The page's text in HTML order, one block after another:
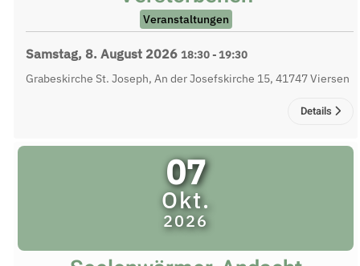
Veranstaltungen
Samstag, 8. August 2026 18:30-19:30
Grabeskirche St. Joseph, An der Josefskirche 15, 41747 Viersen
Details
07
Okt.
2026